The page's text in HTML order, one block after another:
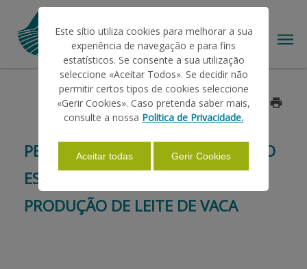
AJUDAS/APOIOS
INFORMAÇÕES
PEDIDO DE PAGAMENTO AO APOIO
ESPECÍFICO PARA REDUÇÃO DA
PRODUÇÃO DE LEITE DE VACA
Data: 2017/01/13
Este sítio utiliza cookies para melhorar a sua
experiência de navegação e para fins
estatísticos. Se consente a sua utilização
seleccione «Aceitar Todos». Se decidir não
permitir certos tipos de cookies seleccione
«Gerir Cookies». Caso pretenda saber mais,
consulte a nossa Politica de Privacidade.
Aceitar todas Gerir Cookies